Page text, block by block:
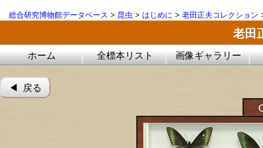
総合研究博物館データベース > 昆虫 > はじめに > 老田正夫コレクション
老田
ホーム 全標本リスト 画像ギャラリー
◀︎ 戻る